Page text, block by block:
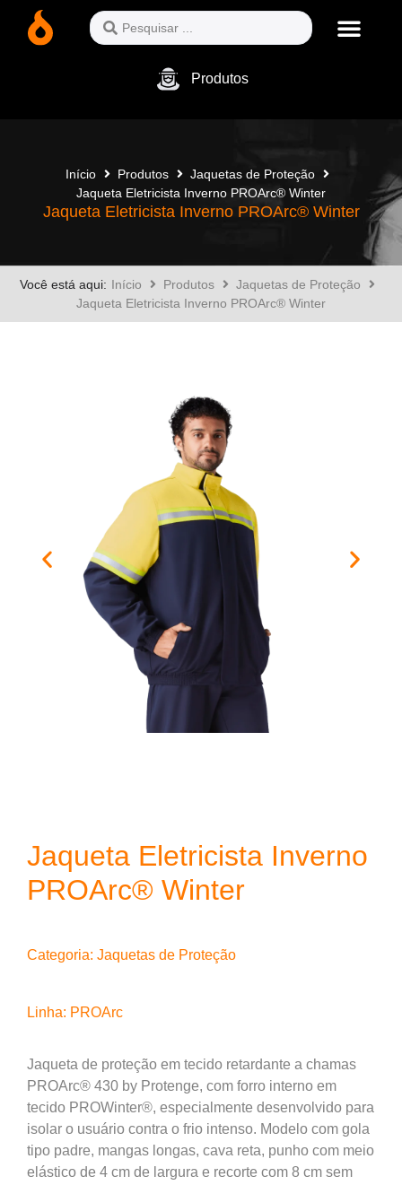
Produtos
Jaqueta Eletricista Inverno PROArc® Winter
Início Produtos
Jaquetas de Proteção
Jaqueta Eletricista Inverno PROArc® Winter
Você está aqui: Início Produtos
Jaquetas de Proteção
Jaqueta Eletricista Inverno PROArc® Winter
Jaqueta Eletricista Inverno
PROArc® Winter
Categoria: Jaquetas de Proteção
Linha: PROArc
Jaqueta de proteção em tecido retardante a chamas
PROArc® 430 by Protenge, com forro interno em
tecido PROWinter®, especialmente desenvolvido para
isolar o usuário contra o frio intenso. Modelo com gola
tipo padre, mangas longas, cava reta, punho com meio
elástico de 4 cm de largura e recorte com 8 cm sem